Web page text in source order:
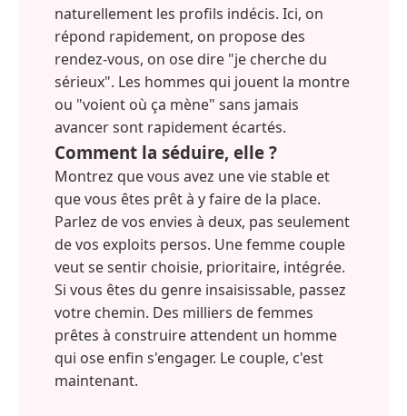
naturellement les profils indécis. Ici, on
répond rapidement, on propose des
rendez-vous, on ose dire "je cherche du
sérieux". Les hommes qui jouent la montre
ou "voient où ça mène" sans jamais
avancer sont rapidement écartés.
Comment la séduire, elle ?
Montrez que vous avez une vie stable et
que vous êtes prêt à y faire de la place.
Parlez de vos envies à deux, pas seulement
de vos exploits persos. Une femme couple
veut se sentir choisie, prioritaire, intégrée.
Si vous êtes du genre insaisissable, passez
votre chemin. Des milliers de femmes
prêtes à construire attendent un homme
qui ose enfin s'engager. Le couple, c'est
maintenant.